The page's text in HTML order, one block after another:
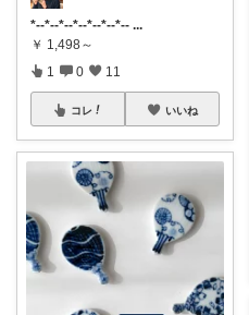
*--*--*--*--*--*--*-- ...
￥ 1,498～
1 0 11
コレ いいね